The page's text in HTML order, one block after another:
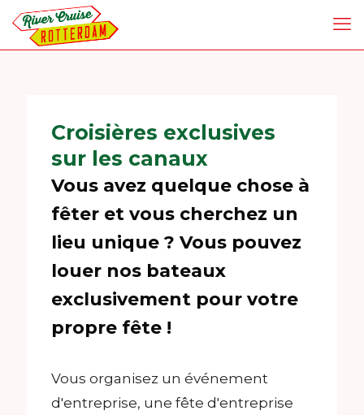
Croisières exclusives
sur les canaux
Vous avez quelque chose à
fêter et vous cherchez un
lieu unique ? Vous pouvez
louer nos bateaux
exclusivement pour votre
propre fête !
Vous organisez un événement
d'entreprise, une fête d'entreprise